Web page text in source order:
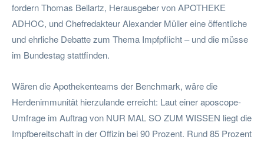
fordern Thomas Bellartz, Herausgeber von APOTHEKE
ADHOC, und Chefredakteur Alexander Müller eine öffentliche
und ehrliche Debatte zum Thema Impfpflicht – und die müsse
im Bundestag stattfinden.
Wären die Apothekenteams der Benchmark, wäre die
Herdenimmunität hierzulande erreicht: Laut einer aposcope-
Umfrage im Auftrag von NUR MAL SO ZUM WISSEN liegt die
Impfbereitschaft in der Offizin bei 90 Prozent. Rund 85 Prozent